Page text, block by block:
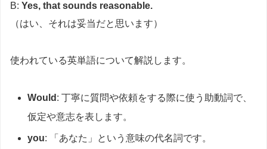
B: Yes, that sounds reasonable.
（はい、それは妥当だと思います）
使われている英単語について解説します。
Would : 丁寧に質問や依頼をする際に使う助動詞で、
仮定や意志を表します。
you: 「あなた」という意味の代名詞です。